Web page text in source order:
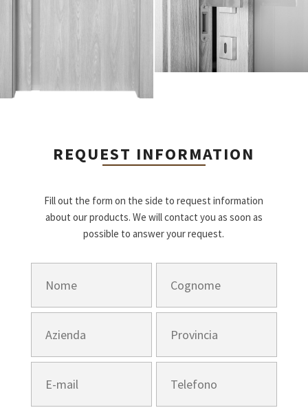
REQUEST INFORMATION
Fill out the form on the side to request information
about our products. We will contact you as soon as
possible to answer your request.